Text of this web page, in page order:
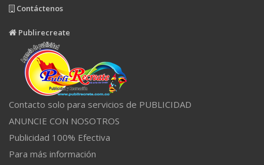
Contáctenos
Publirecreate
Contacto solo para servicios de PUBLICIDAD
ANUNCIE CON NOSOTROS
Publicidad 100% Efectiva
Para más información